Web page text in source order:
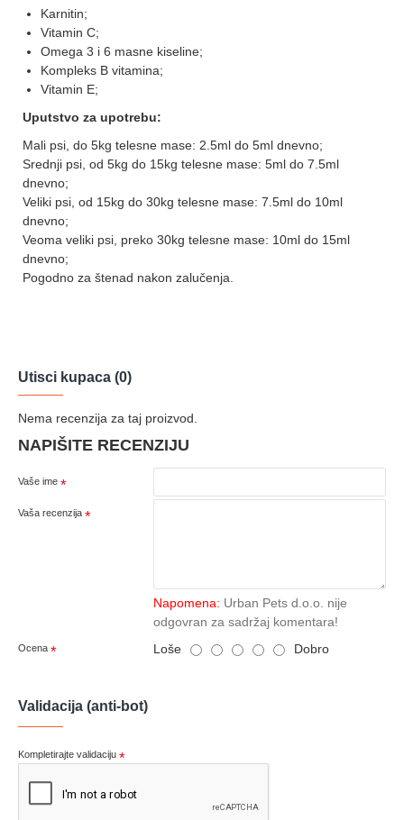
Karnitin;
Vitamin C;
Omega 3 i 6 masne kiseline;
Kompleks B vitamina;
Vitamin E;
Uputstvo za upotrebu:
Mali psi, do 5kg telesne mase: 2.5ml do 5ml dnevno;
Srednji psi, od 5kg do 15kg telesne mase: 5ml do 7.5ml
dnevno;
Veliki psi, od 15kg do 30kg telesne mase: 7.5ml do 10ml
dnevno;
Veoma veliki psi, preko 30kg telesne mase: 10ml do 15ml
dnevno;
Pogodno za štenad nakon zalučenja.
Utisci kupaca (0)
Nema recenzija za taj proizvod.
NAPIŠITE RECENZIJU
Vaše ime
Vaša recenzija
Napomena: Urban Pets d.o.o. nije
odgovran za sadržaj komentara!
Ocena Loše Dobro
Validacija (anti-bot)
Kompletirajte validaciju